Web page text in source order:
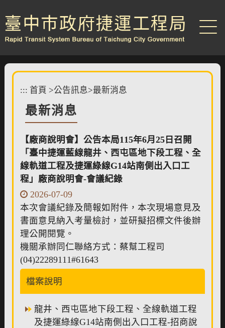
到
主
要
::: 首頁 >公告訊息>最新消息
最新消息
【廠商說明會】公告本局115年6月25日召開
「臺中捷運藍線龍井、西屯區地下段工程、全
線軌道工程及捷運綠線G14站南側出入口工
程」廠商說明會-會議紀錄
2026-07-09
本次會議紀錄及簡報如附件，本次現場意見及
書面意見納入考量檢討，並研擬招標文件後辦
理公開閱覽。
機關承辦同仁聯絡方式：蔡幫工程司
(04)22289111#61643
檔案說明
龍井、西屯區地下段工程、全線軌道工程
及捷運綠線G14站南側出入口工程-招商說